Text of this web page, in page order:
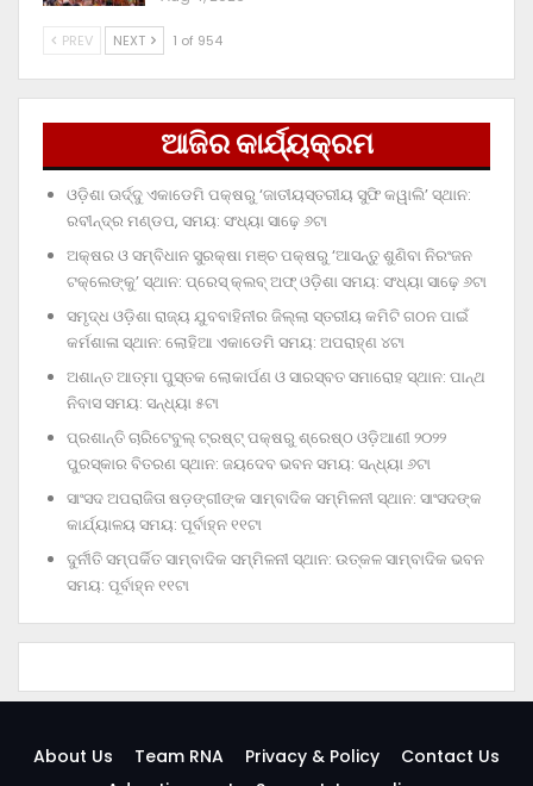
PREV NEXT 1 of 954
ଆଜିର କାର୍ଯ୍ୟକ୍ରମ
ଓଡ଼ିଶା ଊର୍ଦ୍ଦୁ ଏକାଡେମି ପକ୍ଷରୁ ‘ଜାତୀୟସ୍ତରୀୟ ସୁଫି କୱାଲି’ ସ୍ଥାନ:
ରବୀନ୍ଦ୍ର ମଣ୍ଡପ, ସମୟ: ସଂଧ୍ୟା ସାଢ଼େ ୬ଟା
ଅକ୍ଷର ଓ ସମ୍ବିଧାନ ସୁରକ୍ଷା ମଞ୍ଚ ପକ୍ଷରୁ ‘ଆସନ୍ତୁ ଶୁଣିବା ନିରଂଜନ
ଟକ୍‌ଲେଙ୍କୁ’ ସ୍ଥାନ: ପ୍ରେସ୍‌ କ୍ଲବ୍‌ ଅଫ୍‌ ଓଡ଼ିଶା ସମୟ: ସଂଧ୍ୟା ସାଢ଼େ ୬ଟା
ସମୃଦ୍ଧ ଓଡ଼ିଶା ରାଜ୍ୟ ଯୁବବାହିନୀର ଜିଲ୍ଲା ସ୍ତରୀୟ କମିଟି ଗଠନ ପାଇଁ
କର୍ମଶାଳା ସ୍ଥାନ: ଲୋହିଆ ଏକାଡେମି ସମୟ: ଅପରାହ୍‌ଣ ୪ଟା
ଅଶାନ୍ତ ଆତ୍ମା ପୁସ୍ତକ ଲୋକାର୍ପଣ ଓ ସାରସ୍ବତ ସମାରୋହ ସ୍ଥାନ: ପାନ୍ଥ
ନିବାସ ସମୟ: ସନ୍ଧ୍ୟା ୫ଟା
ପ୍ରଶାନ୍ତି ଚାରିଟେବୁଲ୍‌ ଟ୍ରଷ୍ଟ୍‌ ପକ୍ଷରୁ ଶ୍ରେଷ୍ଠ ଓଡ଼ିଆଣୀ ୨୦୨୨
ପୁରସ୍କାର ବିତରଣ ସ୍ଥାନ: ଜୟଦେବ ଭବନ ସମୟ: ସନ୍ଧ୍ୟା ୬ଟା
ସାଂସଦ ଅପରାଜିତା ଷଡ଼ଙ୍ଗୀଙ୍କ ସାମ୍ବାଦିକ ସମ୍ମିଳନୀ ସ୍ଥାନ: ସାଂସଦଙ୍କ
କାର୍ଯ୍ୟାଳୟ ସମୟ: ପୂର୍ବାହ୍ନ ୧୧ଟା
ଦୁର୍ନୀତି ସମ୍ପର୍କିତ ସାମ୍ବାଦିକ ସମ୍ମିଳନୀ ସ୍ଥାନ: ଉତ୍କଳ ସାମ୍ବାଦିକ ଭବନ
ସମୟ: ପୂର୍ବାହ୍ନ ୧୧ଟା
About Us Team RNA Privacy & Policy
Contact Us